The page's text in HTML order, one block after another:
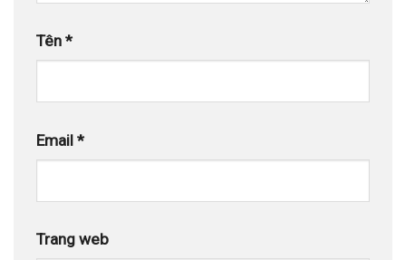
Tên *
Email *
Trang web